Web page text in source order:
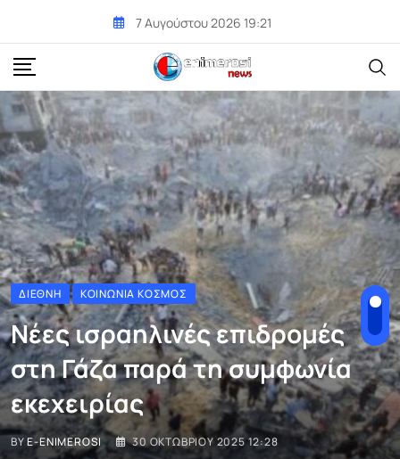
content
7 Αυγούστου 2026 19:21
ΔΙΕΘΝΉ ΚΟΙΝΩΝΊΑ ΚΌΣΜΟΣ
Νέες ισραηλινές επιδρομές
στη Γάζα παρά τη συμφωνία
εκεχειρίας
BYE-ENIMEROSI 30 ΟΚΤΩΒΡΊΟΥ 2025 12:28